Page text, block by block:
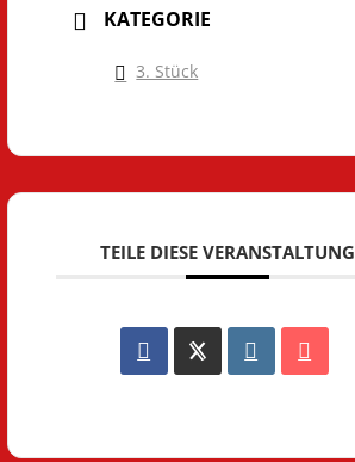
KATEGORIE
3. Stück
TEILE DIESE VERANSTALTUNG